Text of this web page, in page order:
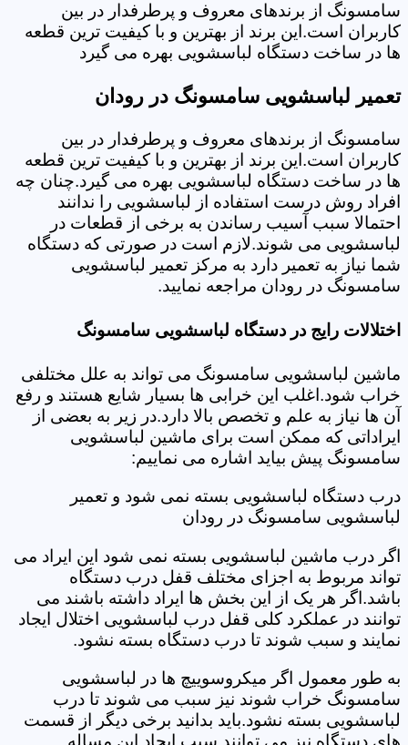
سامسونگ از برندهای معروف و پرطرفدار در بین
کاربران است.این برند از بهترین و با کیفیت ترین قطعه
ها در ساخت دستگاه لباسشویی بهره می گیرد
تعمیر لباسشویی سامسونگ در رودان
سامسونگ از برندهای معروف و پرطرفدار در بین
کاربران است.این برند از بهترین و با کیفیت ترین قطعه
ها در ساخت دستگاه لباسشویی بهره می گیرد.چنان چه
افراد روش درست استفاده از لباسشویی را ندانند
احتمالا سبب آسیب رساندن به برخی از قطعات در
لباسشویی می شوند.لازم است در صورتی که دستگاه
شما نیاز به تعمیر دارد به مرکز تعمیر لباسشویی
سامسونگ در رودان مراجعه نمایید.
اختلالات رایج در دستگاه لباسشویی سامسونگ
ماشین لباسشویی سامسونگ می تواند به علل مختلفی
خراب شود.اغلب این خرابی ها بسیار شایع هستند و رفع
آن ها نیاز به علم و تخصص بالا دارد.در زیر به بعضی از
ایراداتی که ممکن است برای ماشین لباسشویی
سامسونگ پیش بیاید اشاره می نماییم:
درب دستگاه لباسشویی بسته نمی شود و تعمیر
لباسشویی سامسونگ در رودان
اگر درب ماشین لباسشویی بسته نمی شود این ایراد می
تواند مربوط به اجزای مختلف قفل درب دستگاه
باشد.اگر هر یک از این بخش ها ایراد داشته باشند می
توانند در عملکرد کلی قفل درب لباسشویی اختلال ایجاد
نمایند و سبب شوند تا درب دستگاه بسته نشود.
به طور معمول اگر میکروسوییچ ها در لباسشویی
سامسونگ خراب شوند نیز سبب می شوند تا درب
لباسشویی بسته نشود.باید بدانید برخی دیگر از قسمت
های دستگاه نیز می توانند سبب ایجاد این مساله